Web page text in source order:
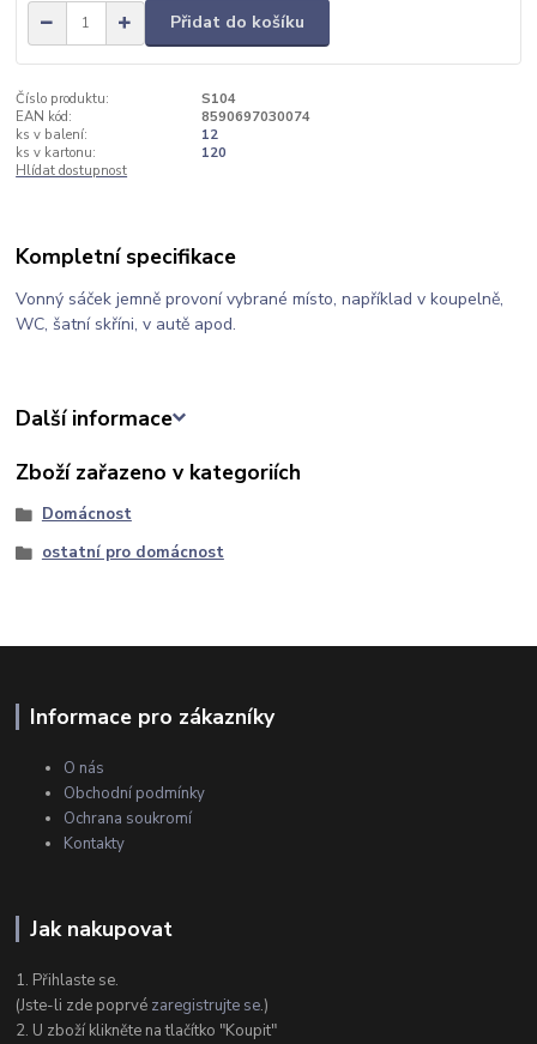
Přidat do košíku
Číslo produktu:
S104
EAN kód:
8590697030074
ks v balení:
12
ks v kartonu:
120
Hlídat dostupnost
Kompletní specifikace
Vonný sáček jemně provoní vybrané místo, například v koupelně,
WC, šatní skříni, v autě apod.
Další informace
Zboží zařazeno v kategoriích
Domácnost
ostatní pro domácnost
Informace pro zákazníky
O nás
Obchodní podmínky
Ochrana soukromí
Kontakty
Jak nakupovat
1. Přihlaste se.
(Jste-li zde poprvé zaregistrujte se.)
2. U zboží klikněte na tlačítko "Koupit"